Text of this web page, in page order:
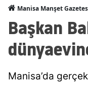
Manisa Manşet
Başkan
Manisa’da